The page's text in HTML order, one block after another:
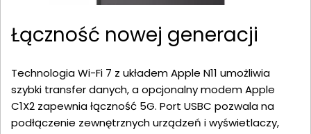
Łączność nowej generacji
Technologia Wi-Fi 7 z układem Apple N11 umożliwia
szybki transfer danych, a opcjonalny modem Apple
C1X2 zapewnia łączność 5G. Port USBC pozwala na
podłączenie zewnętrznych urządzeń i wyświetlaczy,